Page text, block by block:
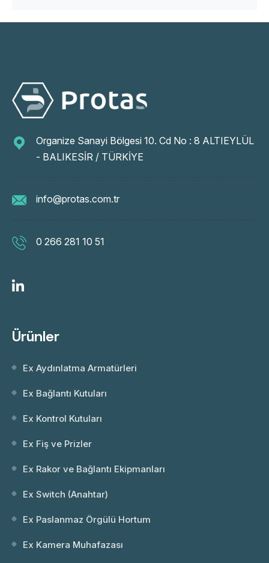
Organize Sanayi Bölgesi 10. Cd No : 8 ALTIEYLÜL
- BALIKESİR / TÜRKİYE
info@protas.com.tr
0 266 281 10 51
Ürünler
Ex Aydınlatma Armatürleri
Ex Bağlantı Kutuları
Ex Kontrol Kutuları
Ex Fiş ve Prizler
Ex Rakor ve Bağlantı Ekipmanları
Ex Switch (Anahtar)
Ex Paslanmaz Örgülü Hortum
Ex Kamera Muhafazası